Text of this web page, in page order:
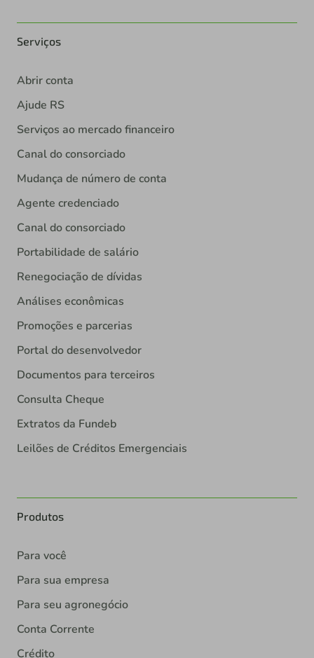
Serviços
Abrir conta
Ajude RS
Serviços ao mercado financeiro
Canal do consorciado
Mudança de número de conta
Agente credenciado
Canal do consorciado
Portabilidade de salário
Renegociação de dívidas
Análises econômicas
Promoções e parcerias
Portal do desenvolvedor
Documentos para terceiros
Consulta Cheque
Extratos da Fundeb
Leilões de Créditos Emergenciais
Produtos
Para você
Para sua empresa
Para seu agronegócio
Conta Corrente
Crédito